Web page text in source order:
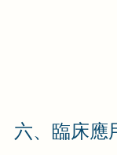
六、臨床應